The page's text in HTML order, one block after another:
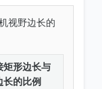
视野边长的
矩形边长与
的比例